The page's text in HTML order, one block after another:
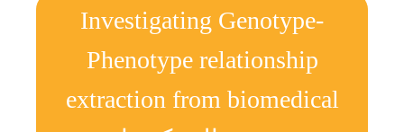
Investigating Genotype-
Phenotype relationship
extraction from biomedical